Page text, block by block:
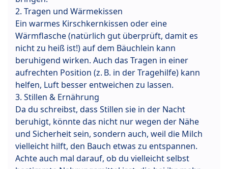
2. Tragen und Wärmekissen
Ein warmes Kirschkernkissen oder eine
Wärmflasche (natürlich gut überprüft, damit es
nicht zu heiß ist!) auf dem Bäuchlein kann
beruhigend wirken. Auch das Tragen in einer
aufrechten Position (z. B. in der Tragehilfe) kann
helfen, Luft besser entweichen zu lassen.
3. Stillen & Ernährung
Da du schreibst, dass Stillen sie in der Nacht
beruhigt, könnte das nicht nur wegen der Nähe
und Sicherheit sein, sondern auch, weil die Milch
vielleicht hilft, den Bauch etwas zu entspannen.
Achte auch mal darauf, ob du vielleicht selbst